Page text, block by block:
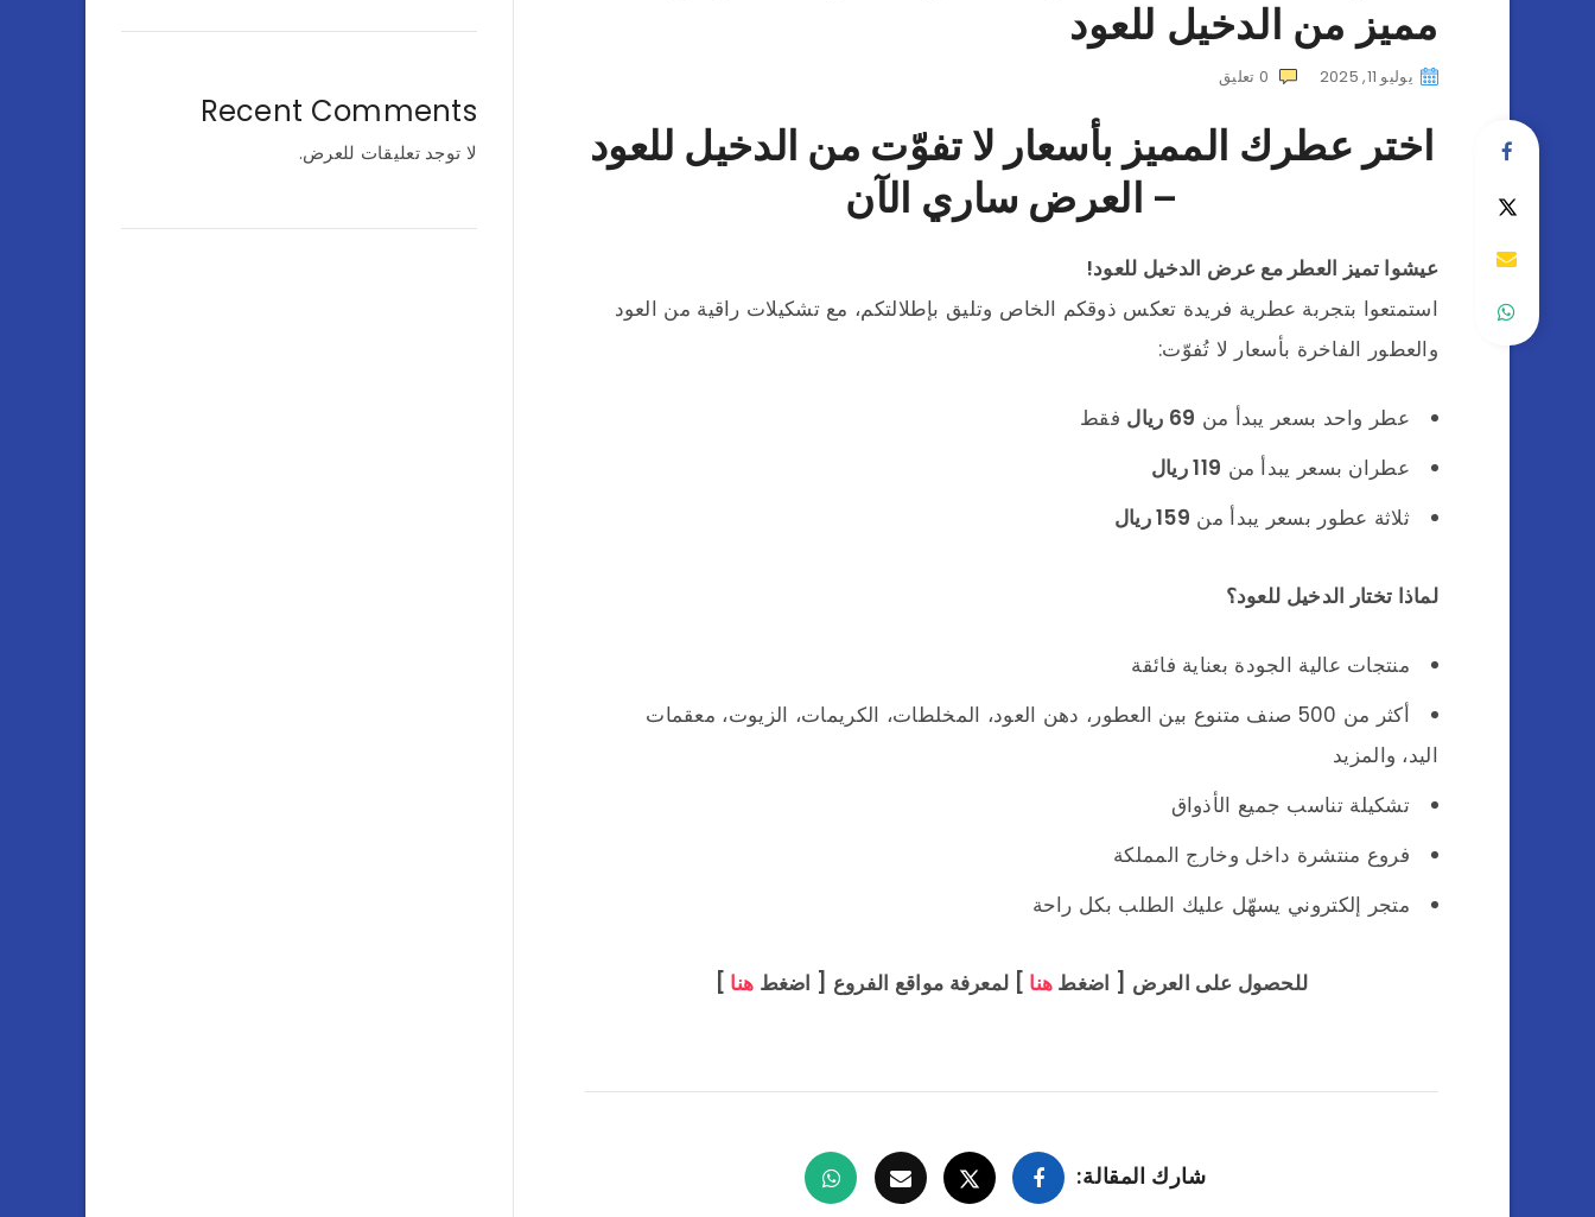
مميز من الدخيل للعود
يوليو 11, 2025 0 تعليق
اختر عطرك المميز بأسعار لا تفوّت من الدخيل للعود
– العرض ساري الآن
عيشوا تميز العطر مع عرض الدخيل للعود!
استمتعوا بتجربة عطرية فريدة تعكس ذوقكم الخاص وتليق بإطلالتكم، مع تشكيلات راقية من العود
والعطور الفاخرة بأسعار لا تُفوّت:
عطر واحد بسعر يبدأ من 69 ريال
فقط
عطران بسعر يبدأ من 119 ريال
ثلاثة عطور بسعر يبدأ من 159 ريال
لماذا تختار الدخيل للعود؟
منتجات عالية الجودة بعناية فائقة
أكثر من 500 صنف متنوع بين العطور، دهن العود، المخلطات، الكريمات، الزيوت، معقمات
اليد، والمزيد
تشكيلة تناسب جميع الأذواق
فروع منتشرة داخل وخارج المملكة
متجر إلكتروني يسهّل عليك الطلب بكل راحة
للحصول على العرض [ اضغط هنا ] لمعرفة مواقع الفروع [ اضغط هنا ]
شارك المقالة:
Recent Comments
لا توجد تعليقات للعرض.